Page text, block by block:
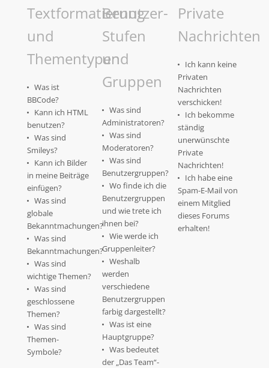
Textformatierung
und
Thementypen
Was ist
BBCode?
Kann ich HTML
benutzen?
Was sind
Smileys?
Kann ich Bilder
in meine Beiträge
einfügen?
Was sind
globale
Bekanntmachungen?
Was sind
Bekanntmachungen?
Was sind
wichtige Themen?
Was sind
geschlossene
Themen?
Was sind
Themen-
Symbole?
Benutzer-
Stufen
und
Gruppen
Was sind
Administratoren?
Was sind
Moderatoren?
Was sind
Benutzergruppen?
Wo finde ich die
Benutzergruppen
und wie trete ich
ihnen bei?
Wie werde ich
Gruppenleiter?
Weshalb
werden
verschiedene
Benutzergruppen
farbig dargestellt?
Was ist eine
Hauptgruppe?
Was bedeutet
der „Das Team“-
Private
Nachrichten
Ich kann keine
Privaten
Nachrichten
verschicken!
Ich bekomme
ständig
unerwünschte
Private
Nachrichten!
Ich habe eine
Spam-E-Mail von
einem Mitglied
dieses Forums
erhalten!